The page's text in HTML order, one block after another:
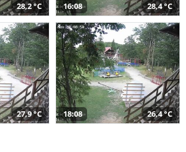
28,2 °C 16:08 28,4 °C
27,9 °C 18:08 26,4 °C